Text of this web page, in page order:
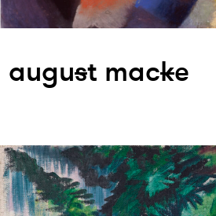
august macke